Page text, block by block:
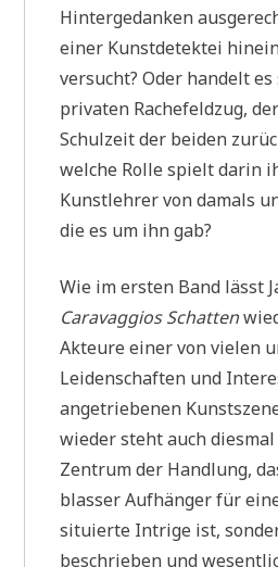
Hintergedanken
einer Kunstdetektei
versucht? Oder handelt
privaten Rachefeldzug,
Schulzeit der beiden
welche Rolle spielt darin
Kunstlehrer von damals
die es um ihn gab?
Wie im ersten Band lässt
Caravaggios Schatten
Akteure einer von vielen
Leidenschaften und
angetriebenen
wieder steht auch
Zentrum der Handlung,
blasser Aufhänger für
situierte Intrige ist,
beschrieben und